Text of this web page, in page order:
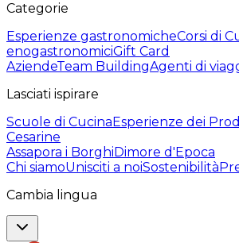
Categorie
Esperienze gastronomicheCorsi di
enogastronomiciGift Card
AziendeTeam BuildingAgenti di
Lasciati ispirare
Scuole di CucinaEsperienze dei
Cesarine
Assapora i BorghiDimore d'Epoca
Chi siamoUnisciti a noiSostenibilità
Cambia lingua